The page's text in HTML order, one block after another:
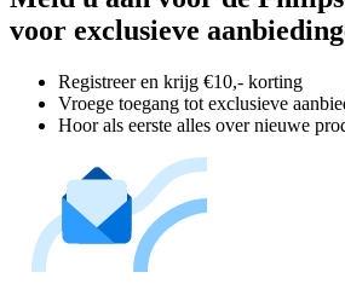
voor exclusieve
Registreer en krijg €10,- korting
Vroege toegang tot exclusieve
Hoor als eerste alles over nieuwe